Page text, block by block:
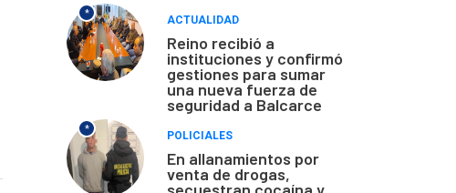
*
ACTUALIDAD
Reino recibió a
instituciones y confirmó
gestiones para sumar
una nueva fuerza de
seguridad a Balcarce
*
POLICIALES
En allanamientos por
venta de drogas,